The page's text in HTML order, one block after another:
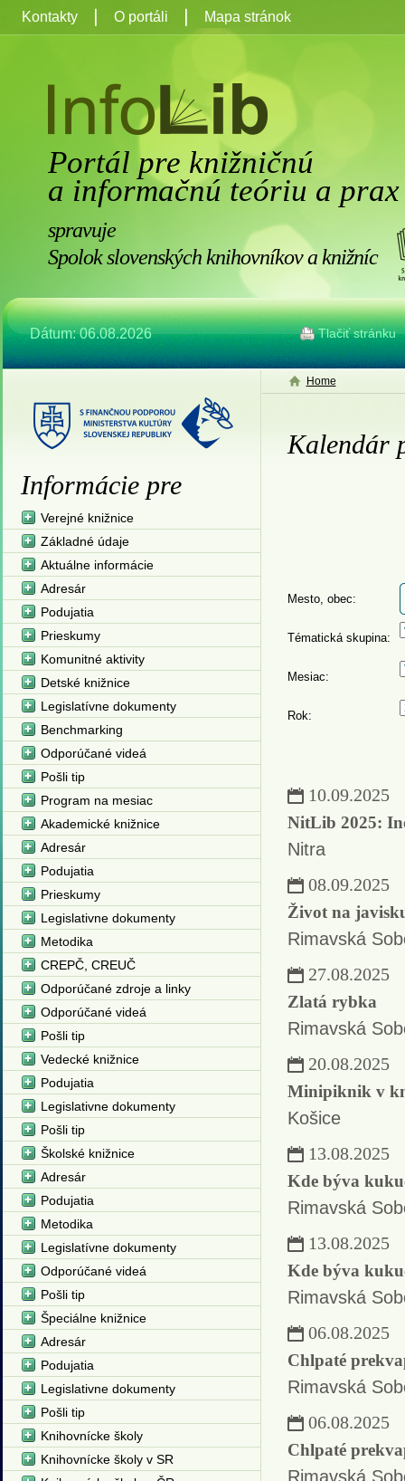
Portál pre knižničnú
a informačnú teóriu a prax
spravuje
Spolok slovenských knihovníkov a knižníc
Dátum: 06.08.2026 Tlačiť stránku
Kontakty O portáli Mapa stránok
Home
Kalendár
Mesto, obec:
Tématická skupina:
Mesiac:
Rok:
10.09.2025
NitLib 2025:
Nitra
08.09.2025
Život na
Rimavská
27.08.2025
Zlatá rybka
Rimavská
20.08.2025
Minipiknik v
Košice
13.08.2025
Kde býva
Rimavská
13.08.2025
Kde býva
Rimavská
06.08.2025
Chlpaté
Rimavská
06.08.2025
Chlpaté
Rimavská
Informácie pre
Verejné knižnice
Základné údaje
Aktuálne informácie
Adresár
Podujatia
Prieskumy
Komunitné aktivity
Detské knižnice
Legislatívne dokumenty
Benchmarking
Odporúčané videá
Pošli tip
Program na mesiac
Akademické knižnice
Adresár
Podujatia
Prieskumy
Legislativne dokumenty
Metodika
CREPČ, CREUČ
Odporúčané zdroje a linky
Odporúčané videá
Pošli tip
Vedecké knižnice
Podujatia
Legislativne dokumenty
Pošli tip
Školské knižnice
Adresár
Podujatia
Metodika
Legislatívne dokumenty
Odporúčané videá
Pošli tip
Špeciálne knižnice
Adresár
Podujatia
Legislativne dokumenty
Pošli tip
Knihovnícke školy
Knihovnícke školy v SR